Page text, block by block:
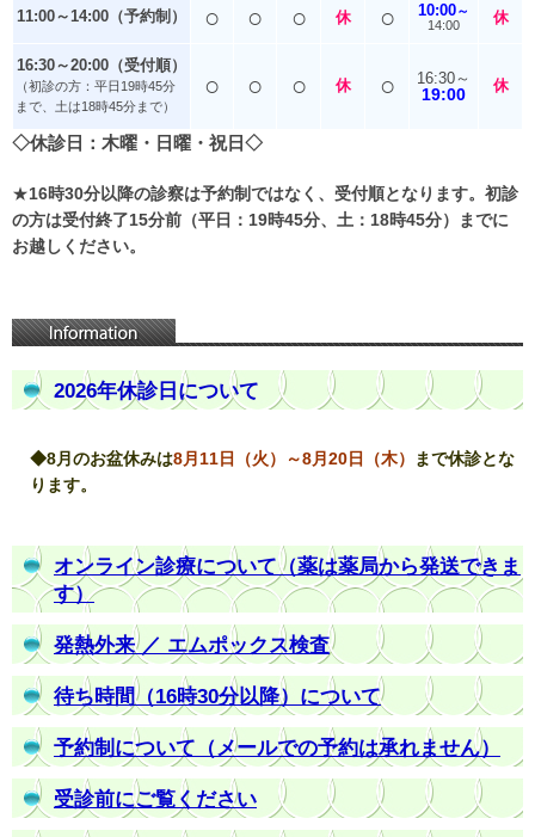
11:00～14:00 （予約制） ○ ○ ○ 休 ○ 10:00～
14:00
休
16:30～20:00 （受付順）
（初診の方：平日19時45分
まで、土は18時45分まで）
○ ○ ○ 休 ○ 16:30～
19:00 休
◇休診日：木曜・日曜・祝日◇
★16時30分以降の診察は予約制ではなく、受付順となります。初診
の方は受付終了15分前（平日：19時45分、土：18時45分）までに
お越しください。
2026年休診日について
◆8月のお盆休みは8月11日（火）～8月20日（木）
まで休診とな
ります。
オンライン診療について（薬は薬局から発送できま
す）
発熱外来 ／ エムポックス検査
待ち時間（16時30分以降）について
予約制について （メールでの予約は承れません）
受診前にご覧ください